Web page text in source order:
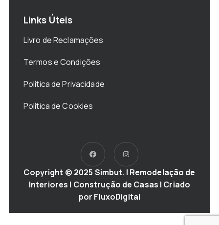
Links Úteis
Livro de Reclamações
Termos e Condições
Política de Privacidade
Política de Cookies
Copyright © 2025 Simbut. | Remodelação de
Interiores | Construção de Casas | Criado
por FluxoDigital